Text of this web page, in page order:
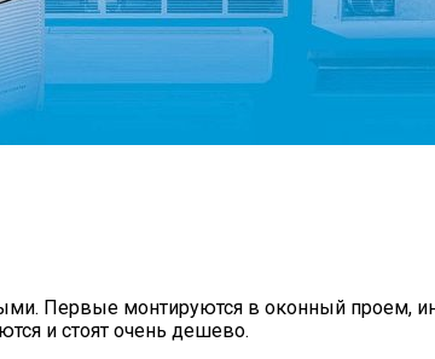
Первые монтируются в оконный проем,
и стоят очень дешево.